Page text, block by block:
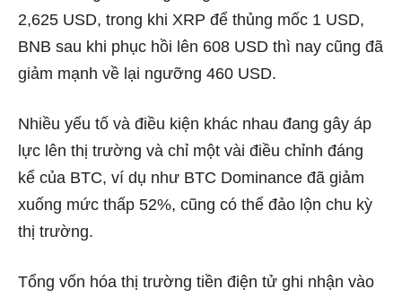
2,625 USD, trong khi XRP để thủng mốc 1 USD,
BNB sau khi phục hồi lên 608 USD thì nay cũng đã
giảm mạnh về lại ngưỡng 460 USD.
Nhiều yếu tố và điều kiện khác nhau đang gây áp
lực lên thị trường và chỉ một vài điều chỉnh đáng
kể của BTC, ví dụ như BTC Dominance đã giảm
xuống mức thấp 52%, cũng có thể đảo lộn chu kỳ
thị trường.
Tổng vốn hóa thị trường tiền điện tử ghi nhận vào